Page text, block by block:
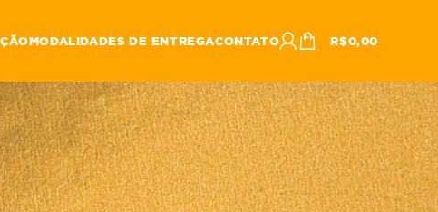
MODALIDADES DE ENTREGACONTATO R$0,00
CATEGORIAS
Conservação de alimentos